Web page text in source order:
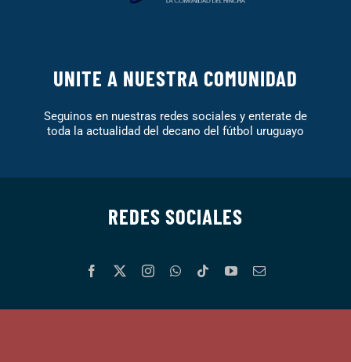
UNITE A NUESTRA COMUNIDAD
Seguinos en nuestras redes sociales y enterate de
toda la actualidad del decano del fútbol uruguayo
REDES SOCIALES